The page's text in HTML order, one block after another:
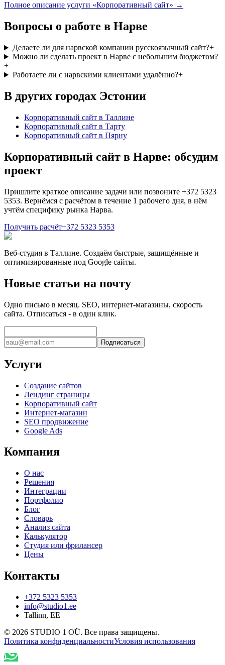
Полное описание услуги «Корпоративный сайт» →
Вопросы о работе в Нарве
Делаете ли для нарвской компании русскоязычный сайт?+
Можно ли сделать проект в Нарве с небольшим бюджетом?
+
Работаете ли с нарвскими клиентами удалённо?+
В других городах Эстонии
Корпоративный сайт в Таллине
Корпоративный сайт в Тарту
Корпоративный сайт в Пярну
Корпоративный сайт в Нарве: обсудим
проект
Пришлите краткое описание задачи или позвоните +372 5323
5353. Вернёмся с расчётом в течение 1 рабочего дня, в нём
учтём специфику рынка Нарва.
Получить расчёт+372 5323 5353
Веб-студия в Таллине. Создаём быстрые, защищённые и
оптимизированные под Google сайты.
Новые статьи на почту
Одно письмо в месяц. SEO, интернет-магазины, скорость
сайта. Отписаться - в один клик.
Подписаться
Услуги
Создание сайтов
Лендинг страницы
Корпоративный сайт
Интернет-магазин
SEO продвижение
Google Ads
Компания
О нас
Решения
Интеграции
Портфолио
Блог
Словарь
Анализ сайта
Калькулятор
Студия или фрилансер
Цены
Контакты
+372 5323 5353
info@studio1.ee
Tallinn, EE
© 2026 STUDIO 1 OÜ. Все права защищены.
Политика конфиденциальностиУсловия использования